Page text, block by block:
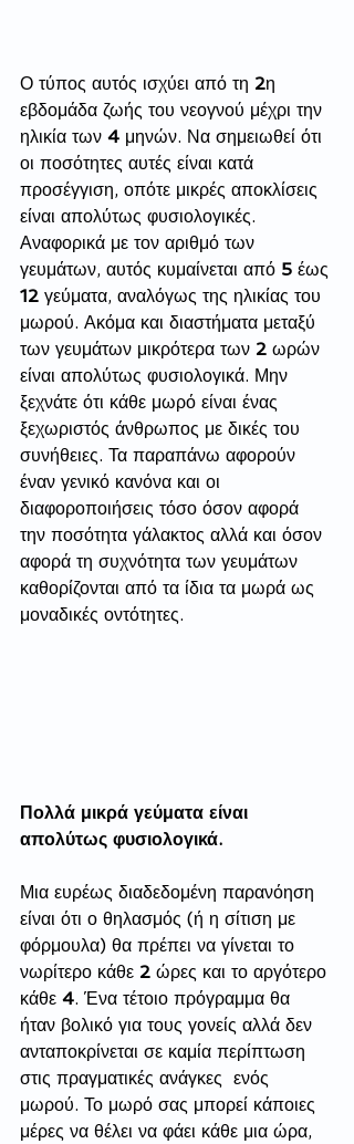
Ο τύπος αυτός ισχύει από τη 2η
εβδομάδα ζωής του νεογνού μέχρι την
ηλικία των 4 μηνών. Να σημειωθεί ότι
οι ποσότητες αυτές είναι κατά
προσέγγιση, οπότε μικρές αποκλίσεις
είναι απολύτως φυσιολογικές.
Αναφορικά με τον αριθμό των
γευμάτων, αυτός κυμαίνεται από 5 έως
12 γεύματα, αναλόγως της ηλικίας του
μωρού. Ακόμα και διαστήματα μεταξύ
των γευμάτων μικρότερα των 2 ωρών
είναι απολύτως φυσιολογικά. Μην
ξεχνάτε ότι κάθε μωρό είναι ένας
ξεχωριστός άνθρωπος με δικές του
συνήθειες. Τα παραπάνω αφορούν
έναν γενικό κανόνα και οι
διαφοροποιήσεις τόσο όσον αφορά
την ποσότητα γάλακτος αλλά και όσον
αφορά τη συχνότητα των γευμάτων
καθορίζονται από τα ίδια τα μωρά ως
μοναδικές οντότητες.
Πολλά μικρά γεύματα είναι
απολύτως φυσιολογικά.
Μια ευρέως διαδεδομένη παρανόηση
είναι ότι ο θηλασμός (ή η σίτιση με
φόρμουλα) θα πρέπει να γίνεται το
νωρίτερο κάθε 2 ώρες και το αργότερο
κάθε 4. Ένα τέτοιο πρόγραμμα θα
ήταν βολικό για τους γονείς αλλά δεν
ανταποκρίνεται σε καμία περίπτωση
στις πραγματικές ανάγκες  ενός
μωρού. Το μωρό σας μπορεί κάποιες
μέρες να θέλει να φάει κάθε μια ώρα,